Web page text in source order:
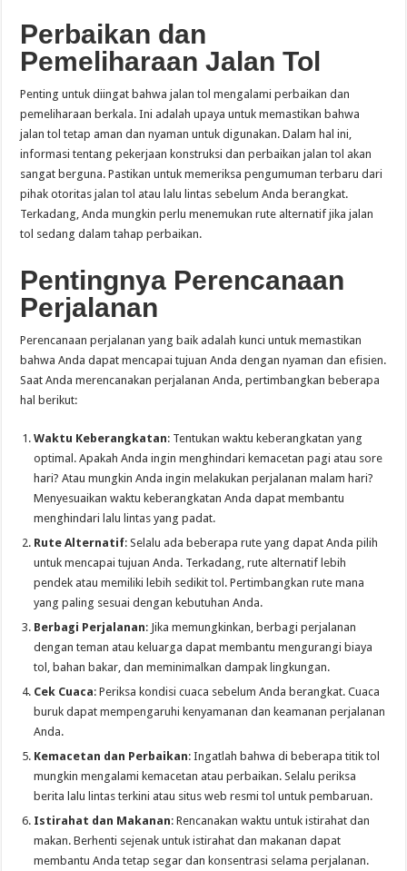
Perbaikan dan
Pemeliharaan Jalan Tol
Penting untuk diingat bahwa jalan tol mengalami perbaikan dan
pemeliharaan berkala. Ini adalah upaya untuk memastikan bahwa
jalan tol tetap aman dan nyaman untuk digunakan. Dalam hal ini,
informasi tentang pekerjaan konstruksi dan perbaikan jalan tol akan
sangat berguna. Pastikan untuk memeriksa pengumuman terbaru dari
pihak otoritas jalan tol atau lalu lintas sebelum Anda berangkat.
Terkadang, Anda mungkin perlu menemukan rute alternatif jika jalan
tol sedang dalam tahap perbaikan.
Pentingnya Perencanaan
Perjalanan
Perencanaan perjalanan yang baik adalah kunci untuk memastikan
bahwa Anda dapat mencapai tujuan Anda dengan nyaman dan efisien.
Saat Anda merencanakan perjalanan Anda, pertimbangkan beberapa
hal berikut:
Waktu Keberangkatan: Tentukan waktu keberangkatan yang
optimal. Apakah Anda ingin menghindari kemacetan pagi atau sore
hari? Atau mungkin Anda ingin melakukan perjalanan malam hari?
Menyesuaikan waktu keberangkatan Anda dapat membantu
menghindari lalu lintas yang padat.
Rute Alternatif: Selalu ada beberapa rute yang dapat Anda pilih
untuk mencapai tujuan Anda. Terkadang, rute alternatif lebih
pendek atau memiliki lebih sedikit tol. Pertimbangkan rute mana
yang paling sesuai dengan kebutuhan Anda.
Berbagi Perjalanan: Jika memungkinkan, berbagi perjalanan
dengan teman atau keluarga dapat membantu mengurangi biaya
tol, bahan bakar, dan meminimalkan dampak lingkungan.
Cek Cuaca: Periksa kondisi cuaca sebelum Anda berangkat. Cuaca
buruk dapat mempengaruhi kenyamanan dan keamanan perjalanan
Anda.
Kemacetan dan Perbaikan: Ingatlah bahwa di beberapa titik tol
mungkin mengalami kemacetan atau perbaikan. Selalu periksa
berita lalu lintas terkini atau situs web resmi tol untuk pembaruan.
Istirahat dan Makanan: Rencanakan waktu untuk istirahat dan
makan. Berhenti sejenak untuk istirahat dan makanan dapat
membantu Anda tetap segar dan konsentrasi selama perjalanan.